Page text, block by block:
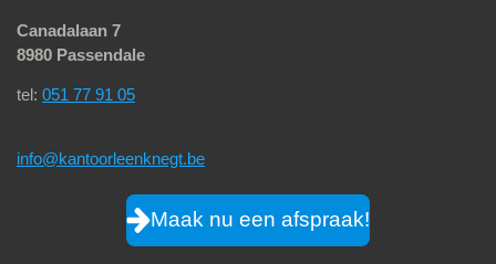
Canadalaan 7
8980 Passendale
tel: 051 77 91 05
info@kantoorleenknegt.be
Maak nu een afspraak!